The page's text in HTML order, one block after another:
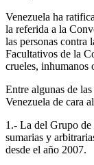
Venezuela ha
la referida a la
las personas contra
Facultativos de la
crueles, inhumanos
Entre algunas de
Venezuela de cara
1.- La del Grupo de
sumarias y
desde el año 2007.